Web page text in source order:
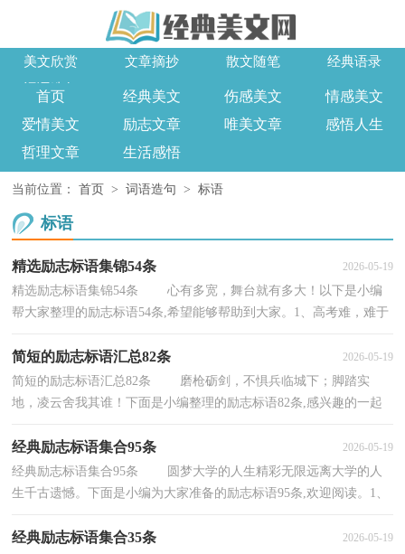
美文欣赏 文章摘抄 散文随笔
经典语录
词语造句
首页 经典美文 伤感美文
情感美文
爱情美文
励志文章 唯美文章
感悟人生
哲理文章
生活感悟
当前位置： 首页 > 词语造句 > 标语
标语
精选励志标语集锦54条 2026-05-19
精选励志标语集锦54条 心有多宽，舞台就有多大！以下是小编
帮大家整理的励志标语54条,希望能够帮助到大家。1、高考难，难于
简短的励志标语汇总82条 2026-05-19
简短的励志标语汇总82条 磨枪砺剑，不惧兵临城下；脚踏实
地，凌云舍我其谁！下面是小编整理的励志标语82条,感兴趣的一起
经典励志标语集合95条 2026-05-19
经典励志标语集合95条 圆梦大学的人生精彩无限远离大学的人
生千古遗憾。下面是小编为大家准备的励志标语95条,欢迎阅读。1、
经典励志标语集合35条 2026-05-19